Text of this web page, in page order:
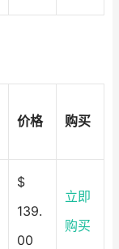
价格 购买
$
139.
00
立即
购买